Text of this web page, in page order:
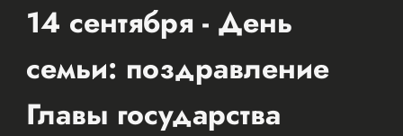
14 сентября - День
семьи: поздравление
Главы государства